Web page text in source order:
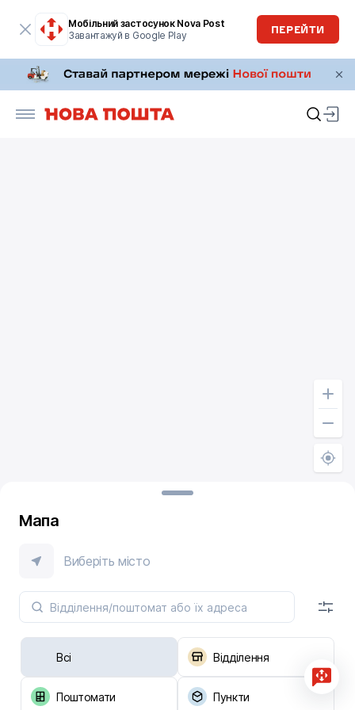
Мобільний застосунок Nova Post
Завантажуй в Google Play
ПЕРЕЙТИ
Мапа
Виберіть місто
Всі Відділення
Поштомати Пункти